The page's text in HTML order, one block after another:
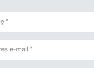
*
e-mail *